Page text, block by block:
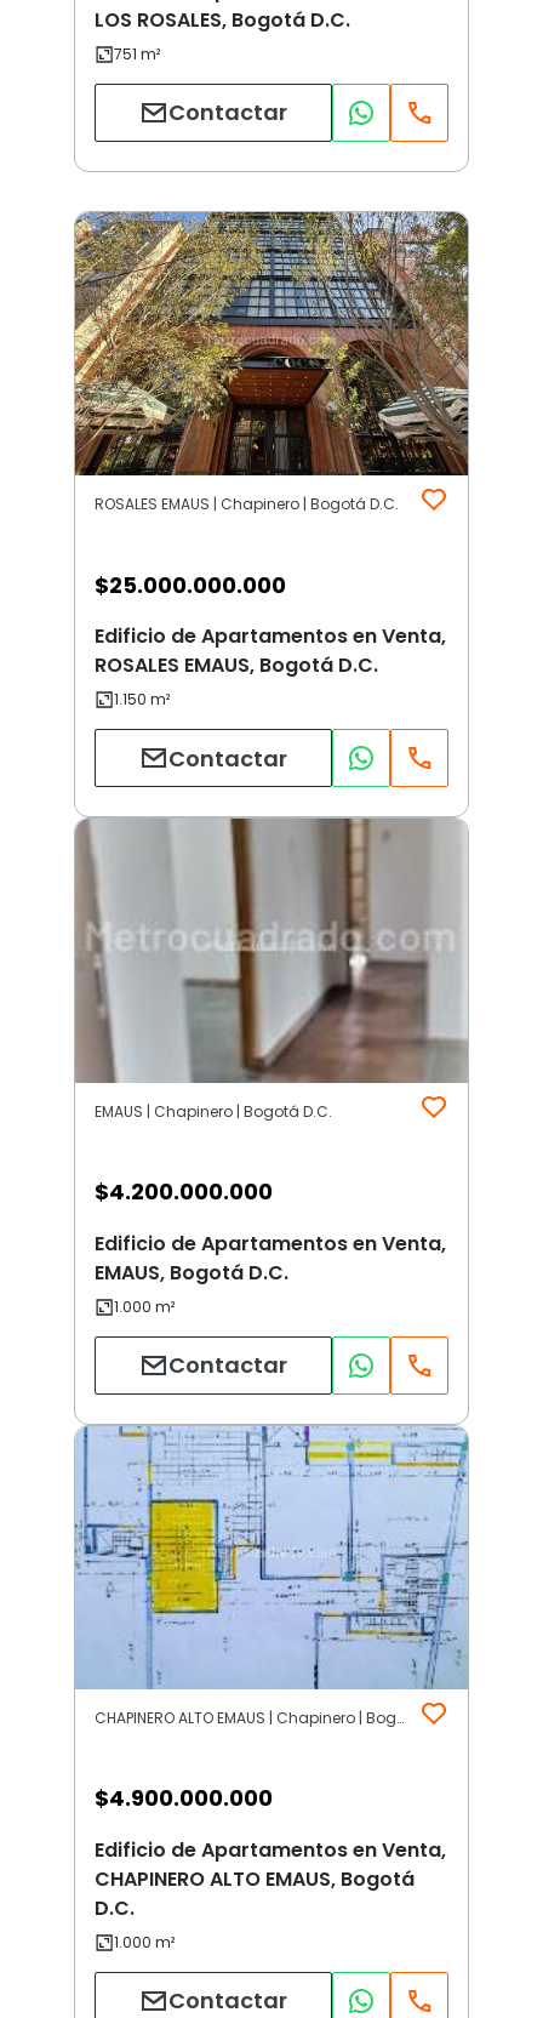
LOS ROSALES, Bogotá D.C.
Contactar
ROSALES EMAUS | Chapinero | Bogotá D.C.
$25.000.000.000
Edificio de Apartamentos en Venta,
ROSALES EMAUS, Bogotá D.C.
Contactar
EMAUS | Chapinero | Bogotá D.C.
$4.200.000.000
Edificio de Apartamentos en Venta,
EMAUS, Bogotá D.C.
Contactar
CHAPINERO ALTO EMAUS | Chapinero | Bogotá D.C.
$4.900.000.000
Edificio de Apartamentos en Venta,
CHAPINERO ALTO EMAUS, Bogotá
D.C.
Contactar